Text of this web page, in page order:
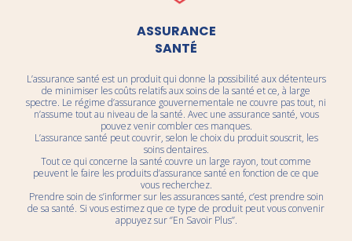
ASSURANCE
SANTÉ
L’assurance santé est un produit qui donne la possibilité aux détenteurs
de minimiser les coûts relatifs aux soins de la santé et ce, à large
spectre. Le régime d’assurance gouvernementale ne couvre pas tout, ni
n’assume tout au niveau de la santé. Avec une assurance santé, vous
pouvez venir combler ces manques.
L’assurance santé peut couvrir, selon le choix du produit souscrit, les
soins dentaires.
Tout ce qui concerne la santé couvre un large rayon, tout comme
peuvent le faire les produits d’assurance santé en fonction de ce que
vous recherchez.
Prendre soin de s’informer sur les assurances santé, c’est prendre soin
de sa santé. Si vous estimez que ce type de produit peut vous convenir
appuyez sur ‘’En Savoir Plus’’.